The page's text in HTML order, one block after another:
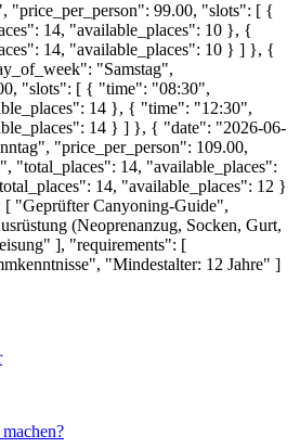
"price_per_person": 99.00, "slots": [ {
14, "available_places": 10 }, {
14, "available_places": 10 } ] }, {
"Samstag",
"slots": [ { "time": "08:30",
14 }, { "time": "12:30",
14 } ] }, { "date": "2026-06-
"price_per_person": 109.00,
"total_places": 14, "available_places":
14, "available_places": 12 }
"Geprüfter Canyoning-Guide",
(Neoprenanzug, Socken, Gurt,
], "requirements": [
"Mindestalter: 12 Jahre" ]